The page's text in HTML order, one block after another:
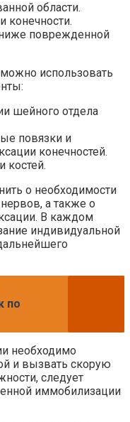
области.
конечности.
поврежденной
использовать
шейного отдела
повязки и
конечностей.
костей.
о необходимости
а также о
В каждом
индивидуальной
по
необходимо
и вызвать скорую
следует
иммобилизации